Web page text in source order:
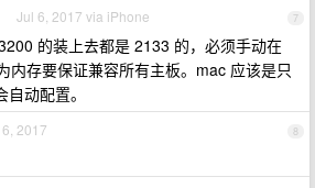
7
Jul 6, 2017 via iPhone
的装上去都是 2133 的，必须手动在
内存要保证兼容所有主板。mac 应该是只
动配置。
8
2017